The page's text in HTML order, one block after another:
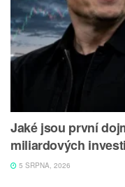
Jaké jsou první
miliardových
5 SRPNA, 2026